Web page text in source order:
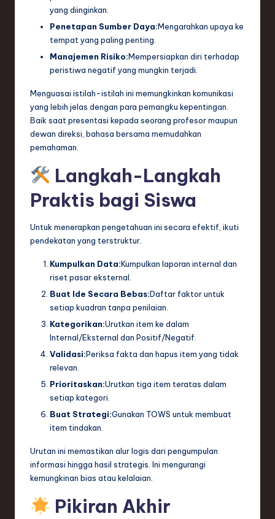
yang diinginkan.
Penetapan Sumber Daya:Mengarahkan upaya ke
tempat yang paling penting.
Manajemen Risiko:Mempersiapkan diri terhadap
peristiwa negatif yang mungkin terjadi.
Menguasai istilah-istilah ini memungkinkan komunikasi
yang lebih jelas dengan para pemangku kepentingan.
Baik saat presentasi kepada seorang profesor maupun
dewan direksi, bahasa bersama memudahkan
pemahaman.
Langkah-Langkah
Praktis bagi Siswa
Untuk menerapkan pengetahuan ini secara efektif, ikuti
pendekatan yang terstruktur.
Kumpulkan Data:Kumpulkan laporan internal dan
riset pasar eksternal.
Buat Ide Secara Bebas:Daftar faktor untuk
setiap kuadran tanpa penilaian.
Kategorikan:Urutkan item ke dalam
Internal/Eksternal dan Positif/Negatif.
Validasi:Periksa fakta dan hapus item yang tidak
relevan.
Prioritaskan:Urutkan tiga item teratas dalam
setiap kategori.
Buat Strategi:Gunakan TOWS untuk membuat
item tindakan.
Urutan ini memastikan alur logis dari pengumpulan
informasi hingga hasil strategis. Ini mengurangi
kemungkinan bias atau kelalaian.
Pikiran Akhir